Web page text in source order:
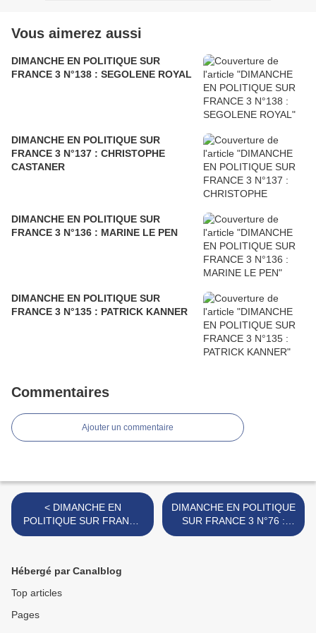
Vous aimerez aussi
DIMANCHE EN POLITIQUE SUR
FRANCE 3 N°138 : SEGOLENE ROYAL
DIMANCHE EN POLITIQUE SUR
FRANCE 3 N°137 : CHRISTOPHE
CASTANER
DIMANCHE EN POLITIQUE SUR
FRANCE 3 N°136 : MARINE LE PEN
DIMANCHE EN POLITIQUE SUR
FRANCE 3 N°135 : PATRICK KANNER
Commentaires
Ajouter un commentaire
< DIMANCHE EN
POLITIQUE SUR FRANCE
3 N°74 : RICHARD
DIMANCHE EN POLITIQUE
SUR FRANCE 3 N°76 :
FRANCOIS HOLLANDE >
Hébergé par Canalblog
Top articles
Pages